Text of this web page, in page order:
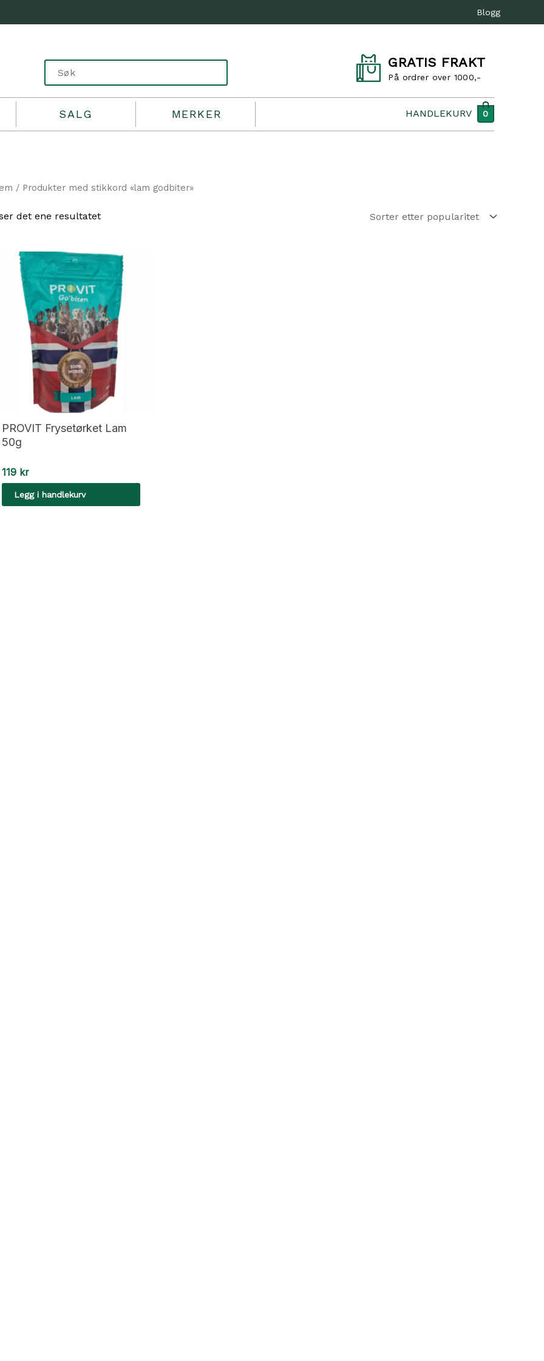
Blogg
GRATIS FRAKT
På ordrer over 1000,-
SALG MERKER HANDLEKURV 0
/ Produkter med stikkord «lam godbiter»
det ene resultatet
PROVIT Frysetørket Lam
50g
119 kr
Legg i handlekurv